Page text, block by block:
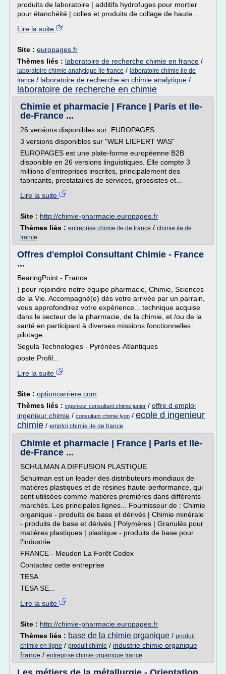
produits de laboratoire | additifs hydrofuges pour mortier
pour étanchéité | colles et produits de collage de haute...
Lire la suite
Site : europages.fr
Thèmes liés : laboratoire de recherche chimie en france /
laboratoire chimie analytique ile france / laboratoire chimie ile de
france / laboratoire de recherche en chimie analytique /
laboratoire de recherche en chimie
Chimie et pharmacie | France | Paris et Ile-
de-France ...
26 versions disponibles sur EUROPAGES
3 versions disponibles sur "WER LIEFERT WAS"
EUROPAGES est une plate-forme européenne B2B
disponible en 26 versions linguistiques. Elle compte 3
millions d'entreprises inscrites, principalement des
fabricants, prestataires de services, grossistes et...
Lire la suite
Site : http://chimie-pharmacie.europages.fr
Thèmes liés : entreprise chimie ile de france / chimie ile de
france
Offres d'emploi Consultant Chimie - France
...
BearingPoint - France
) pour rejoindre notre équipe pharmacie, Chimie, Sciences
de la Vie. Accompagné(e) dès votre arrivée par un parrain,
vous approfondirez votre expérience... technique acquise
dans le secteur de la pharmacie, de la chimie, et /ou de la
santé en participant à diverses missions fonctionnelles :
pilotage...
Segula Technologies - Pyrénées-Atlantiques
poste Profil...
Lire la suite
Site : optioncarriere.com
Thèmes liés : ingenieur consultant chimie junior / offre d emploi
ingenieur chimie / consultant chimie lyon / ecole d ingenieur
chimie / emploi chimie ile de france
Chimie et pharmacie | France | Paris et Ile-
de-France ...
SCHULMAN A DIFFUSION PLASTIQUE
Schulman est un leader des distributeurs mondiaux de
matières plastiques et de résines haute-performance, qui
sont utilisées comme matières premières dans différents
marchés. Les principales lignes... Fournisseur de : Chimie
organique - produits de base et dérivés | Chimie minérale
- produits de base et dérivés | Polymères | Granulés pour
matières plastiques | plastique - produits de base pour
l'industrie
FRANCE - Meudon La Forêt Cedex
Contactez cette entreprise
TESA
TESA SE...
Lire la suite
Site : http://chimie-pharmacie.europages.fr
Thèmes liés : base de la chimie organique / produit
chimie en ligne / produit chimie / industrie chimie organique
france / entreprise chimie organique france